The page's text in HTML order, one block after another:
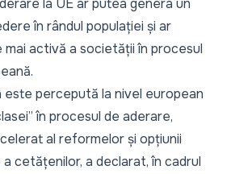
în rândul populației și ar
mai activă a societății în procesul
este percepută la nivel european
” în procesul de aderare,
al reformelor și opțiunii
cetățenilor, a declarat, în cadrul